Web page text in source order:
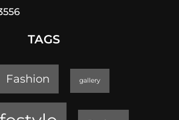
TAGS
Fashion gallery